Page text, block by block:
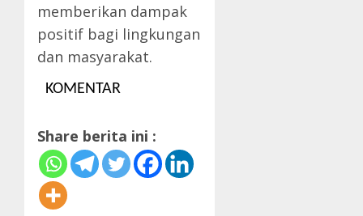
memberikan dampak
positif bagi lingkungan
dan masyarakat.
KOMENTAR
Share berita ini :